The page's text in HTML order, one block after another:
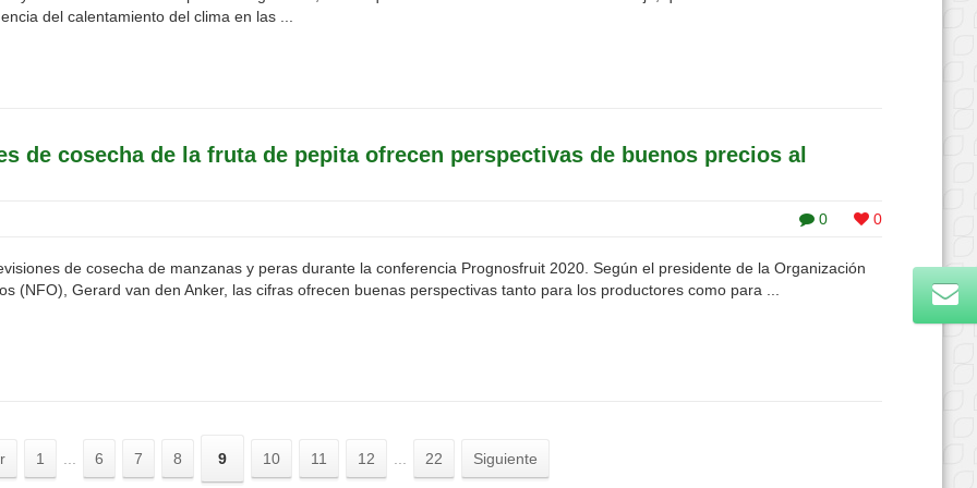
del calentamiento del clima en las ...
de cosecha de la fruta de pepita ofrecen perspectivas de buenos precios al
0 0
de cosecha de manzanas y peras durante la conferencia Prognosfruit 2020. Según el presidente de la Organización
(NFO), Gerard van den Anker, las cifras ofrecen buenas perspectivas tanto para los productores como para ...
1 6 7 8 9 10 11 12 22 Siguiente